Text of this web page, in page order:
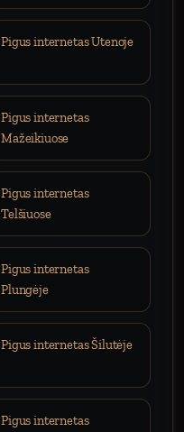
Pigus internetas Utenoje
Pigus internetas
Mažeikiuose
Pigus internetas
Telšiuose
Pigus internetas
Plungėje
Pigus internetas Šilutėje
Pigus internetas